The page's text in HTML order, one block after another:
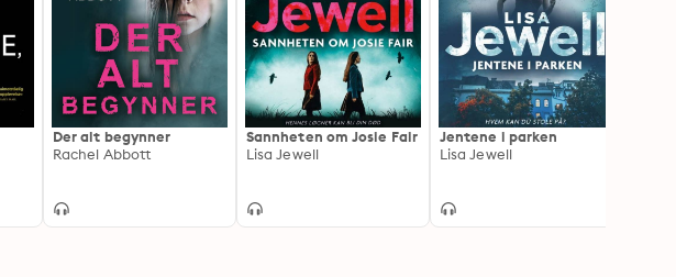
Der alt begynner
Rachel Abbott
Sannheten om Josie Fair
Lisa Jewell
Jentene i parken
Lisa Jewell